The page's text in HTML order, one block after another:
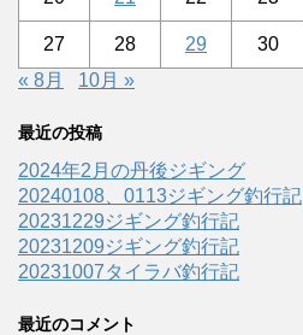
27 28 29
30
« 8月
10月 »
最近の投稿
2024年2月の丹後ジギング
20240108、0113ジギング釣行記
20231229ジギング釣行記
20231209ジギング釣行記
20231007タイラバ釣行記
最近のコメント